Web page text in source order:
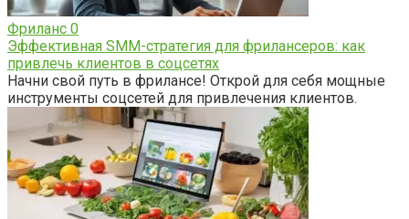
Фриланс 0
Эффективная SMM-стратегия для фрилансеров: как
привлечь клиентов в соцсетях
Начни свой путь в фрилансе! Открой для себя мощные
инструменты соцсетей для привлечения клиентов.